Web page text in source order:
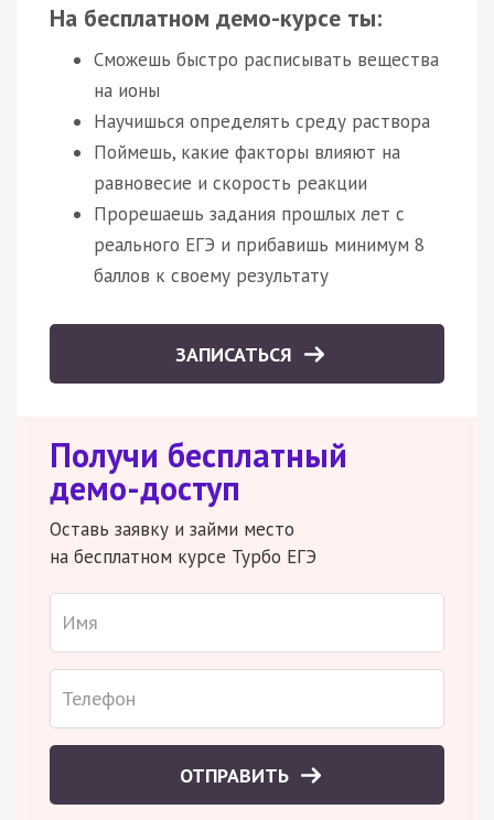
На бесплатном демо-курсе ты:
Сможешь быстро расписывать вещества
на ионы
Научишься определять среду раствора
Поймешь, какие факторы влияют на
равновесие и скорость реакции
Прорешаешь задания прошлых лет с
реального ЕГЭ и прибавишь минимум 8
баллов к своему результату
ЗАПИСАТЬСЯ
Получи бесплатный
демо-доступ
Оставь заявку и займи место
на бесплатном курсе Турбо ЕГЭ
ОТПРАВИТЬ